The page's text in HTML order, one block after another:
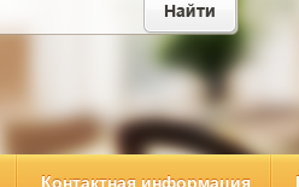
Контактная информация